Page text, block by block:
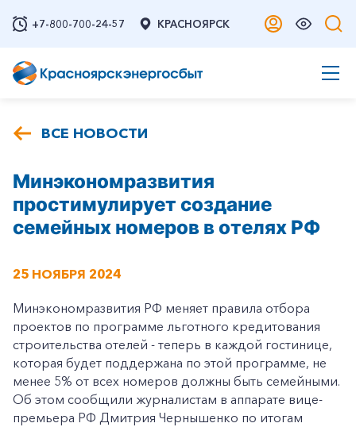
+7-800-700-24-57 КРАСНОЯРСК
ВСЕ НОВОСТИ
Минэкономразвития
простимулирует создание
семейных номеров в отелях РФ
25 НОЯБРЯ 2024
Минэкономразвития РФ меняет правила отбора
проектов по программе льготного кредитования
строительства отелей - теперь в каждой гостинице,
которая будет поддержана по этой программе, не
менее 5% от всех номеров должны быть семейными.
Об этом сообщили журналистам в аппарате вице-
премьера РФ Дмитрия Чернышенко по итогам